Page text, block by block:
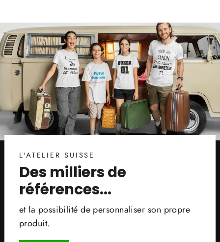
L'ATELIER SUISSE
Des milliers de
références...
et la possibilité de personnaliser son propre
produit.